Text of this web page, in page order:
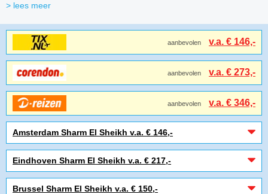
> lees meer
aanbevolen v.a. € 146,-
aanbevolen v.a. € 273,-
aanbevolen v.a. € 346,-
Amsterdam Sharm El Sheikh v.a. € 146,-
Eindhoven Sharm El Sheikh v.a. € 217,-
Brussel Sharm El Sheikh v.a. € 150,-